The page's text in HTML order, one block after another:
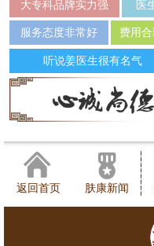
大专科品牌实力强 医
服务态度非常好 费用
听说姜医生很有名气
返回首页 肤康新闻